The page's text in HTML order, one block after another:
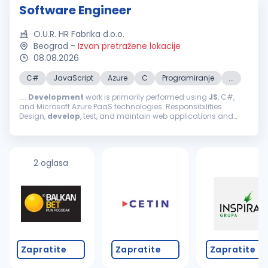
Software Engineer
O.U.R. HR Fabrika d.o.o.
Beograd - Izvan pretražene lokacije
08.08.2026
C# JavaScript Azure C Programiranje
...
.... Development work is primarily performed using JS, C#,
and Microsoft Azure PaaS technologies. Responsibilities
Design, develop, test, and maintain web applications and
implementation of end...
2 oglasa
Zapratite Zapratite Zapratite